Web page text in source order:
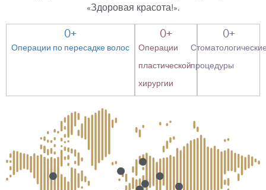
«Здоровая красота!».
Операции по пересадке волос
0+
Операции
пластической
хирургии
0+
процедуры
0+